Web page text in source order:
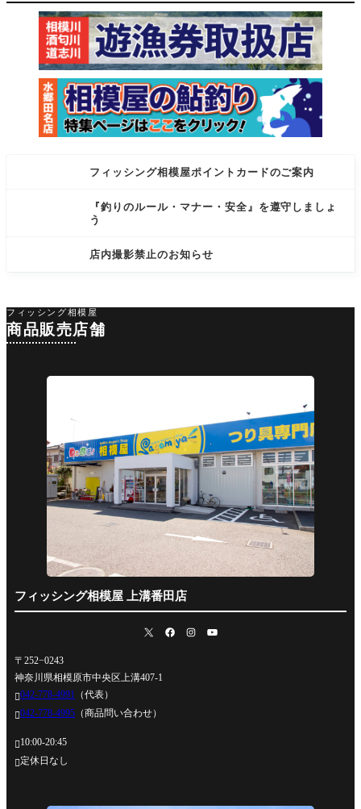
フィッシング相模屋ポイントカードのご案内
『釣りのルール・マナー・安全』を遵守しましょ
う
店内撮影禁止のお知らせ
在庫
cm タック
ル
フィッシング相模屋
商品販売店舗
フィッシング相模屋 上溝番田店
〒252−0243
神奈川県相模原市中央区上溝407-1
042-778-4991 （代表）
042-778-4995 （商品問い合わせ）
10:00-20:45
定休日なし